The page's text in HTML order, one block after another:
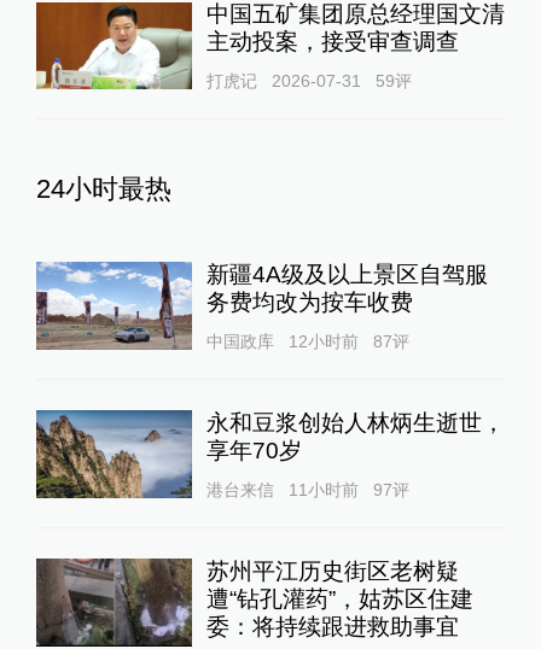
中国五矿集团原总经理国文清
主动投案，接受审查调查
打虎记 2026-07-31 59评
24小时最热
新疆4A级及以上景区自驾服
务费均改为按车收费
中国政库 12小时前 87评
永和豆浆创始人林炳生逝世，
享年70岁
港台来信 11小时前 97评
苏州平江历史街区老树疑
遭“钻孔灌药”，姑苏区住建
委：将持续跟进救助事宜